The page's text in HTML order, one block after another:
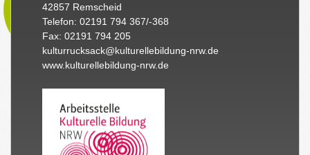
42857 Remscheid
Telefon: 02191 794 367/-368
Fax: 02191 794 205
kulturrucksack@kulturellebildung-nrw.de
www.kulturellebildung-nrw.de